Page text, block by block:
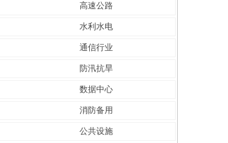
高速公路
水利水电
通信行业
防汛抗旱
数据中心
消防备用
公共设施